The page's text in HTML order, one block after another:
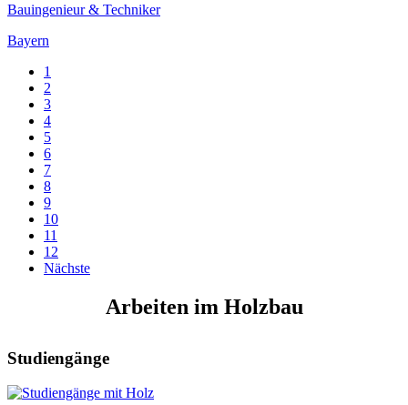
Bauingenieur & Techniker
Bayern
1
2
3
4
5
6
7
8
9
10
11
12
Nächste
Arbeiten im Holzbau
Studiengänge